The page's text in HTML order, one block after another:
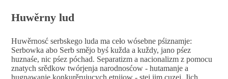
Huwěrny lud
Huwěrnosć serbskego luda ma ceło wósebne pśiznamje:
Serbowka abo Serb smějo byś kužda a kuždy, jano pśez
huznaśe, nic pśez póchad. Separatizm a nacionalizm z pomocu
znatych srědkow twórjenja narodnosćow -hutamanje a
hugnawanje konkurěrujucych etnijow - stej jim cuzej. Jich